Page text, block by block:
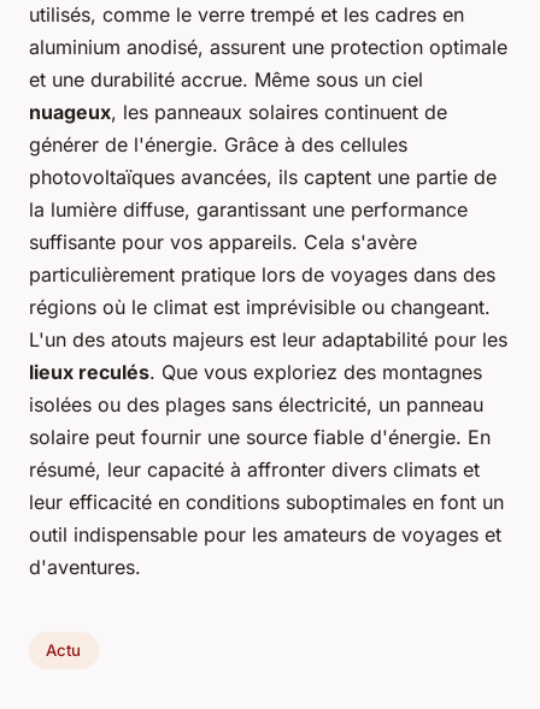
utilisés, comme le verre trempé et les cadres en
aluminium anodisé, assurent une protection optimale
et une durabilité accrue. Même sous un ciel
nuageux, les panneaux solaires continuent de
générer de l'énergie. Grâce à des cellules
photovoltaïques avancées, ils captent une partie de
la lumière diffuse, garantissant une performance
suffisante pour vos appareils. Cela s'avère
particulièrement pratique lors de voyages dans des
régions où le climat est imprévisible ou changeant.
L'un des atouts majeurs est leur adaptabilité pour les
lieux reculés. Que vous exploriez des montagnes
isolées ou des plages sans électricité, un panneau
solaire peut fournir une source fiable d'énergie. En
résumé, leur capacité à affronter divers climats et
leur efficacité en conditions suboptimales en font un
outil indispensable pour les amateurs de voyages et
d'aventures.
Actu